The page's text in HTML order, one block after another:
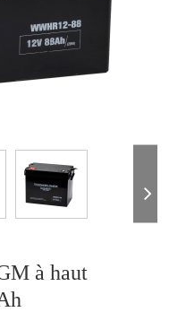
à haut